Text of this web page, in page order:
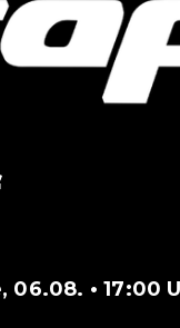
06.08. • 17:00